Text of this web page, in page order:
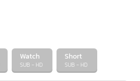
Watch
SUB - HD
Short
SUB - HD